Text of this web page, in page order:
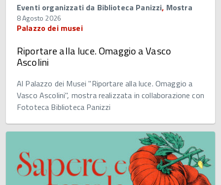
Eventi organizzati da Biblioteca Panizzi, Mostra
8 Agosto 2026
Palazzo dei musei
Riportare alla luce. Omaggio a Vasco
Ascolini
Al Palazzo dei Musei "Riportare alla luce. Omaggio a
Vasco Ascolini", mostra realizzata in collaborazione con
Fototeca Biblioteca Panizzi